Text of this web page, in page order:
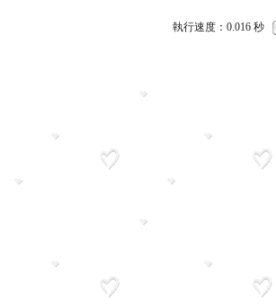
執行速度 ：0.016 秒